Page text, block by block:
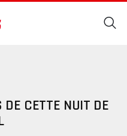
CETTE NUIT DE